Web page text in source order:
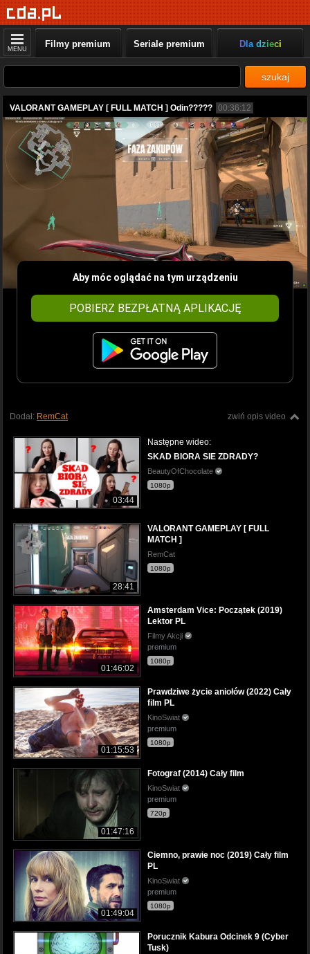
MENU Filmy premium Seriale premium Dla dzieci
szukaj
VALORANT GAMEPLAY [ FULL MATCH ] Odin????? 00:36:12
Aby móc oglądać na tym urządzeniu
POBIERZ BEZPŁATNĄ APLIKACJĘ
zwiń opis video
Dodał: RemCat
03:44
Następne wideo:
SKAD BIORA SIE ZDRADY?
BeautyOfChocolate
1080p
28:41
VALORANT GAMEPLAY [ FULL
MATCH ]
RemCat
1080p
01:46:02
Amsterdam Vice: Początek (2019)
Lektor PL
Filmy Akcji
premium
1080p
01:15:53
Prawdziwe życie aniołów (2022) Cały
film PL
KinoSwiat
premium
1080p
01:47:16
Fotograf (2014) Cały film
KinoSwiat
premium
720p
01:49:04
Ciemno, prawie noc (2019) Cały film
PL
KinoSwiat
premium
1080p
Porucznik Kabura Odcinek 9 (Cyber
Tusk)